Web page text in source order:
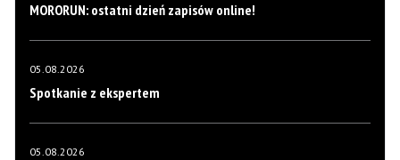
MORORUN: ostatni dzień zapisów online!
05.08.2026
Spotkanie z ekspertem
05.08.2026